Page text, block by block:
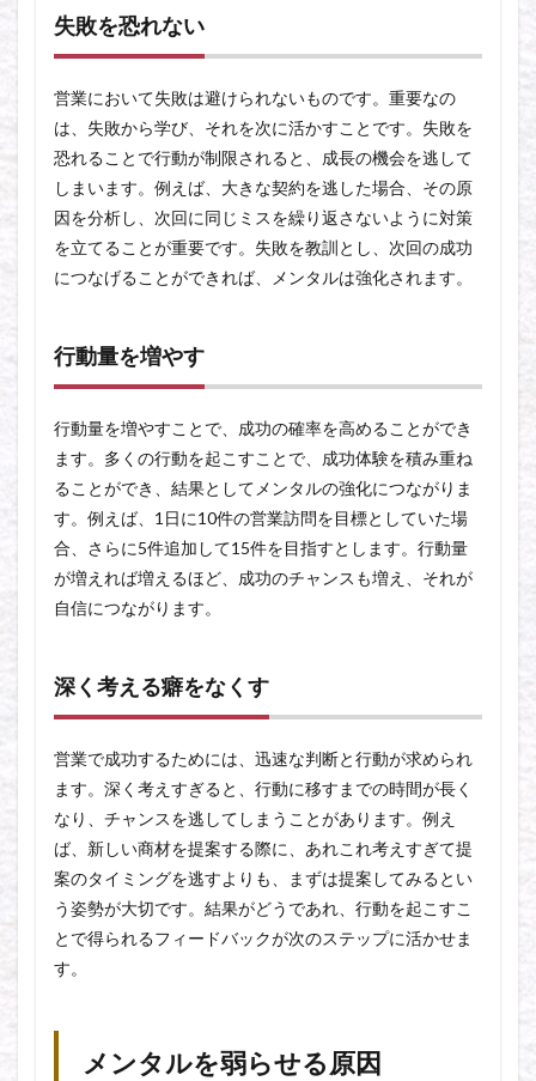
失敗を恐れない
営業において失敗は避けられないものです。重要なの
は、失敗から学び、それを次に活かすことです。失敗を
恐れることで行動が制限されると、成長の機会を逃して
しまいます。例えば、大きな契約を逃した場合、その原
因を分析し、次回に同じミスを繰り返さないように対策
を立てることが重要です。失敗を教訓とし、次回の成功
につなげることができれば、メンタルは強化されます。
行動量を増やす
行動量を増やすことで、成功の確率を高めることができ
ます。多くの行動を起こすことで、成功体験を積み重ね
ることができ、結果としてメンタルの強化につながりま
す。例えば、1日に10件の営業訪問を目標としていた場
合、さらに5件追加して15件を目指すとします。行動量
が増えれば増えるほど、成功のチャンスも増え、それが
自信につながります。
深く考える癖をなくす
営業で成功するためには、迅速な判断と行動が求められ
ます。深く考えすぎると、行動に移すまでの時間が長く
なり、チャンスを逃してしまうことがあります。例え
ば、新しい商材を提案する際に、あれこれ考えすぎて提
案のタイミングを逃すよりも、まずは提案してみるとい
う姿勢が大切です。結果がどうであれ、行動を起こすこ
とで得られるフィードバックが次のステップに活かせま
す。
メンタルを弱らせる原因